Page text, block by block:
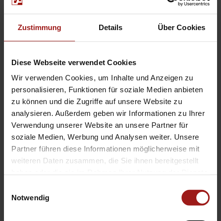
Zustimmung Details Über Cookies
Diese Webseite verwendet Cookies
Wir verwenden Cookies, um Inhalte und Anzeigen zu
personalisieren, Funktionen für soziale Medien anbieten
zu können und die Zugriffe auf unsere Website zu
analysieren. Außerdem geben wir Informationen zu Ihrer
Verwendung unserer Website an unsere Partner für
soziale Medien, Werbung und Analysen weiter. Unsere
Partner führen diese Informationen möglicherweise mit
weiteren Daten zusammen, die Sie ihnen bereitgestellt
Notwendig
Die Fahrzeugbeschreibung dient
stellt keine Gewährleistung im
kaufrechtlichen Sinne dar.
Ausschlaggebend ist die Beschreibung
gemäß Kaufvertrag. Bitte vor
Fahrzeugbesichtigung einen Termin
vereinbaren da der Fahrzeugstandort
wechseln kann.
859-HY05876361-THY